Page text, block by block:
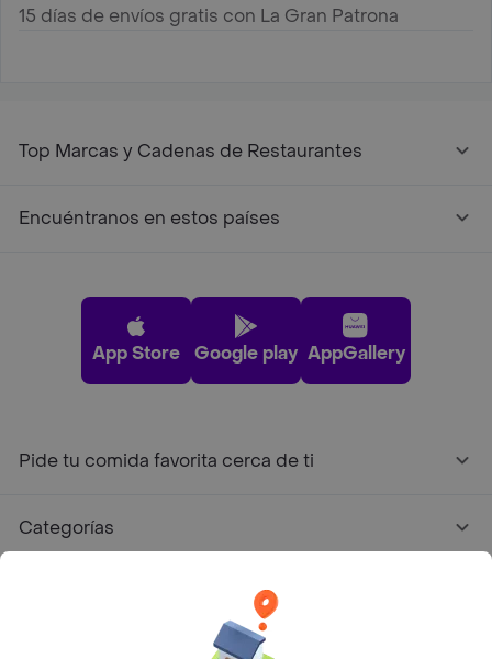
15 días de envíos gratis con La Gran Patrona
Top Marcas y Cadenas de Restaurantes
Encuéntranos en estos países
App Store Google play AppGallery
Pide tu comida favorita cerca de ti
Categorías